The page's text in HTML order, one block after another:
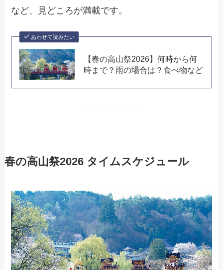
など、見どころが満載です。
あわせて読みたい
【春の高山祭2026】何時から何
時まで？雨の場合は？食べ物など
春の高山祭2026 タイムスケジュール